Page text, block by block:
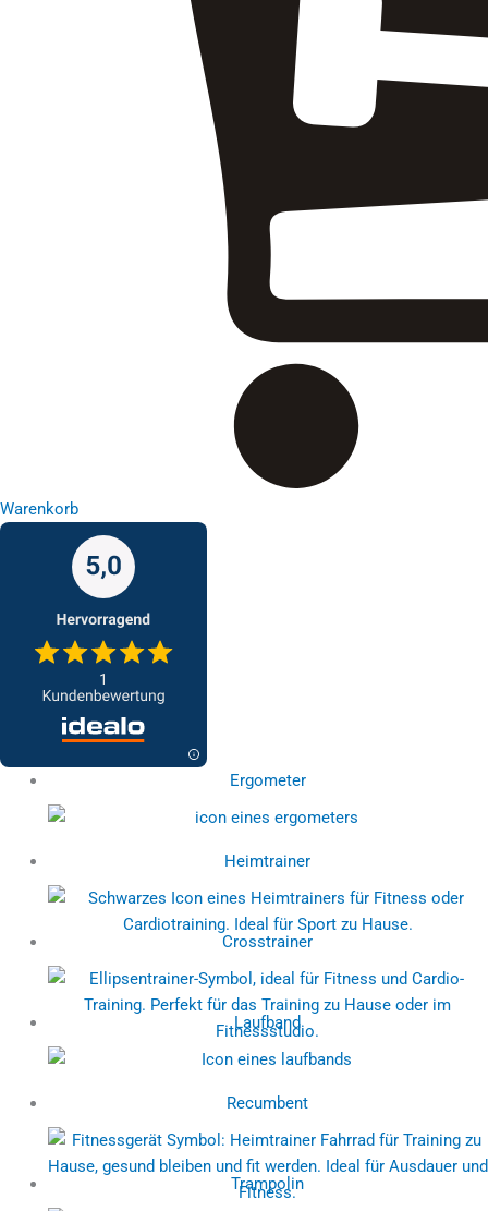
Warenkorb
Ergometer
Heimtrainer
Crosstrainer
Laufband
Recumbent
Trampolin